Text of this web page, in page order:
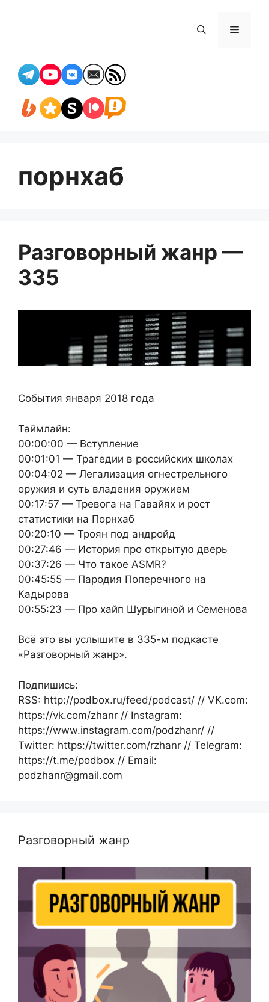
Меню
порнхаб
Разговорный жанр —
335
События января 2018 года
Таймлайн:
00:00:00 — Вступление
00:01:01 — Трагедии в российских школах
00:04:02 — Легализация огнестрельного
оружия и суть владения оружием
00:17:57 — Тревога на Гавайях и рост
статистики на Порнхаб
00:20:10 — Троян под андройд
00:27:46 — История про открытую дверь
00:37:26 — Что такое ASMR?
00:45:55 — Пародия Поперечного на
Кадырова
00:55:23 — Про хайп Шурыгиной и Семенова
Всё это вы услышите в 335-м подкасте
«Разговорный жанр».
Подпишись:
RSS: http://podbox.ru/feed/podcast/ // VK.com:
https://vk.com/zhanr // Instagram:
https://www.instagram.com/podzhanr/ //
Twitter: https://twitter.com/rzhanr // Telegram:
https://t.me/podbox // Email:
podzhanr@gmail.com
Разговорный жанр